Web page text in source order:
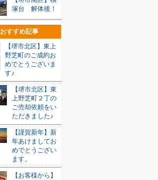
塚台 解体後！
おすすめ記事
【堺市北区】東上
野芝町のご成約お
めでとうございま
す♪
【堺市北区】東
上野芝町２丁の
ご売却依頼をい
ただきました♪
【謹賀新年】新
年あけましてお
めでとうござい
ます。
【お客様から】